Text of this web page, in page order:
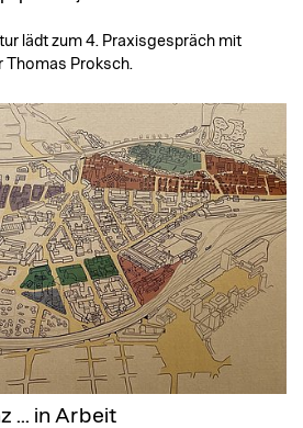
lädt zum 4. Praxisgespräch mit
Thomas Proksch.
... in Arbeit